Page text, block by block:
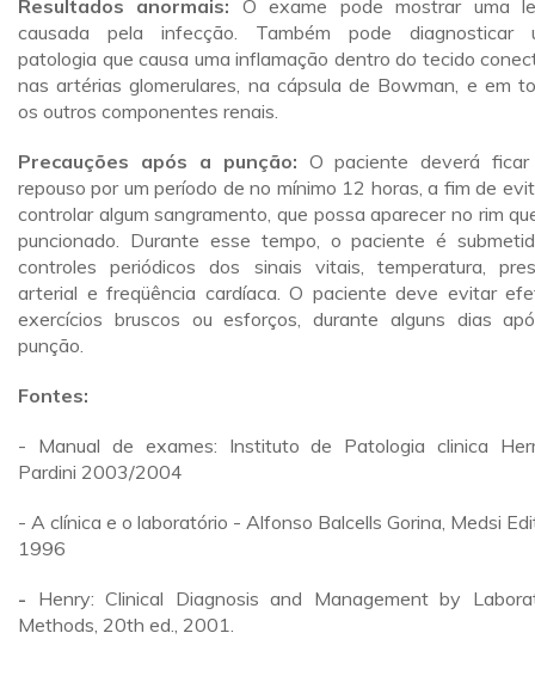
Resultados anormais: O exame pode mostrar uma
causada pela infecção. Também pode diagnosticar
patologia que causa uma inflamação dentro do tecido
nas artérias glomerulares, na cápsula de Bowman, e em
os outros componentes renais.
Precauções após a punção: O paciente deverá
repouso por um período de no mínimo 12 horas, a fim de
controlar algum sangramento, que possa aparecer no rim
puncionado. Durante esse tempo, o paciente é
controles periódicos dos sinais vitais, temperatura,
arterial e freqüência cardíaca. O paciente deve evitar
exercícios bruscos ou esforços, durante alguns dias
punção.
Fontes:
- Manual de exames: Instituto de Patologia clinica
Pardini 2003/2004
- A clínica e o laboratório - Alfonso Balcells Gorina, Medsi
1996
- Henry: Clinical Diagnosis and Management by
Methods, 20th ed., 2001.